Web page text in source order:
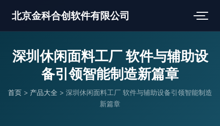
北京金科合创软件有限公司
深圳休闲面料工厂 软件与辅助设
备引领智能制造新篇章
首页 > 产品大全 > 深圳休闲面料工厂 软件与辅助设备引领智能制造
新篇章